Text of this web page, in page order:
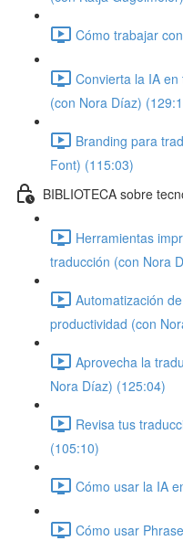
Cómo trabajar
Convierta la IA
(con Nora Díaz)
Branding para
Font) (115:03)
BIBLIOTECA sobre
Herramientas
traducción (con Nora
Automatización
productividad (con
Aprovecha la
Nora Díaz) (125:04)
Revisa tus
(105:10)
Cómo usar la IA
Cómo usar